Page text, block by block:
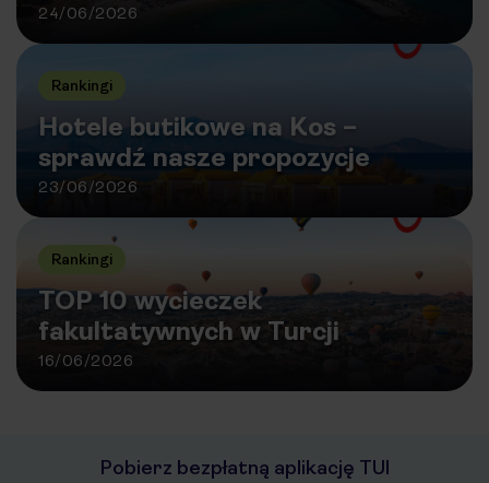
24/06/2026
Rankingi
Hotele butikowe na Kos –
sprawdź nasze propozycje
23/06/2026
Rankingi
TOP 10 wycieczek
fakultatywnych w Turcji
16/06/2026
Pobierz bezpłatną aplikację TUI